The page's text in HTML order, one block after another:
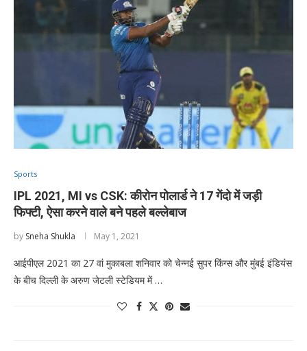
Sports
IPL 2021, MI vs CSK: कीरोन पोलार्ड ने 17 गेंदो में जड़ी
फिफ्टी, ऐसा करने वाले बने पहले बल्लेबाज
by Sneha Shukla May 1, 2021
आईपीएल 2021 का 27 वां मुकाबला शनिवार को चेन्नई सुपर किंग्स और मुंबई इंडियंस
के बीच दिल्ली के अरुण जेटली स्टेडियम में …